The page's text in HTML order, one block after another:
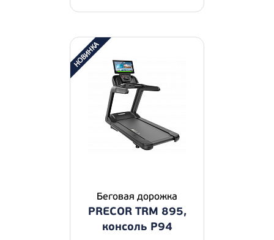
Беговая дорожка
PRECOR TRM 895,
консоль P94